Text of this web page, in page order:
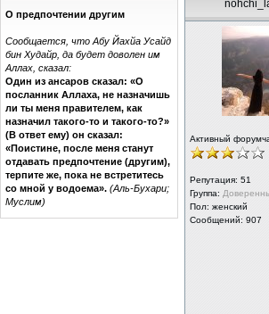
О предпочтении другим
Сообщается, что Абу Йахйа Усайд
бин Худайр, да будет доволен им
Аллах, сказал:
Один из ансаров сказал: «О
посланник Аллаха, не назначишь
ли ты меня правителем, как
назначил такого-то и такого-то?»
(В ответ ему) он сказал:
«Поистине, после меня станут
отдавать предпочтение (другим),
терпите же, пока не встретитесь
со мной у водоема». (Аль-Бухари;
Муслим)
Активный
Репутация: 51
Группа:
Пол: женский
Сообщений: 907